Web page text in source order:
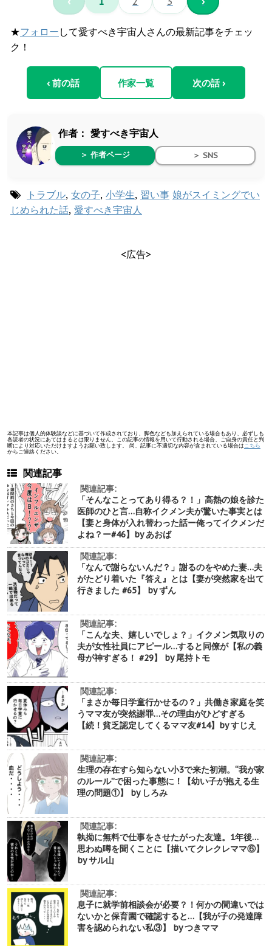
★フォロー して愛すべき宇宙人さんの最新記事をチェッ
ク！
‹ 前の話 作家一覧 次の話 ›
作者： 愛すべき宇宙人
＞ 作者ページ ＞ SNS
トラブル, 女の子, 小学生, 習い事 娘がスイミングでい
じめられた話, 愛すべき宇宙人
<広告>
本記事は個人的体験談などに基づいて作成されており、脚色なども加えられている場合もあり、必ずしも
各読者の状況にあてはまるとは限りません。この記事の情報を用いて行動される場合、ご自身の責任と判
断により対応いただけますようお願い致します。 尚、記事に不適切な内容が含まれている場合は こちら
からご連絡ください。
関連記事
関連記事:
「そんなことってあり得る？！」高熱の娘を診た
医師のひと言…自称イクメン夫が驚いた事実とは
【妻と身体が入れ替わった話ー俺ってイクメンだ
よね？ー#46】by あおば
関連記事:
「なんで謝らないんだ？」謝るのをやめた妻…夫
がたどり着いた『答え』とは【妻が突然家を出て
行きました #65】 by ずん
関連記事:
「こんな夫、嬉しいでしょ？」イクメン気取りの
夫が女性社員にアピール…すると同僚が【私の義
母が神すぎる！ #29】 by 尾持トモ
関連記事:
「まさか毎日学童行かせるの？」共働き家庭を笑
うママ友が突然謝罪…その理由がひどすぎる
【続！貧乏認定してくるママ友#14】by すじえ
関連記事:
生理の存在すら知らない小3で来た初潮。“我が家
のルール”で困った事態に！【幼い子が抱える生
理の問題①】 by しろみ
関連記事:
執拗に無料で仕事をさせたがった友達。1年後…
思わぬ噂を聞くことに【描いてクレクレママ⑥】
by サル山
関連記事:
息子に就学前相談会が必要？！何かの間違いでは
ないかと保育園で確認すると…【我が子の発達障
害を認められない私③】 by つきママ